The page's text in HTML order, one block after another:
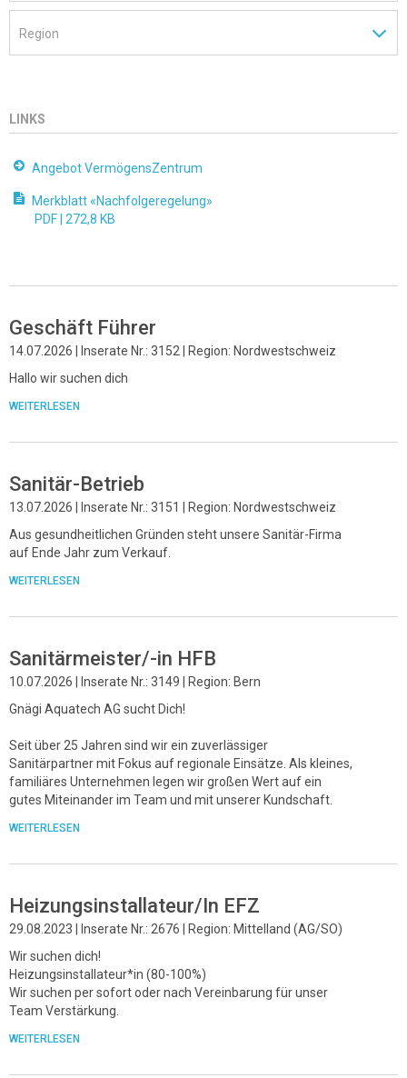
Geschäft Führer
14.07.2026 | Inserate Nr.: 3152 | Region: Nordwestschweiz
Hallo wir suchen dich
WEITERLESEN
Sanitär-Betrieb
13.07.2026 | Inserate Nr.: 3151 | Region: Nordwestschweiz
Aus gesundheitlichen Gründen steht unsere Sanitär-Firma
auf Ende Jahr zum Verkauf.
WEITERLESEN
Sanitärmeister/-in HFB
10.07.2026 | Inserate Nr.: 3149 | Region: Bern
Gnägi Aquatech AG sucht Dich!
Seit über 25 Jahren sind wir ein zuverlässiger
Sanitärpartner mit Fokus auf regionale Einsätze. Als kleines,
familiäres Unternehmen legen wir großen Wert auf ein
gutes Miteinander im Team und mit unserer Kundschaft.
WEITERLESEN
Heizungsinstallateur/In EFZ
29.08.2023 | Inserate Nr.: 2676 | Region: Mittelland (AG/SO)
Wir suchen dich!
Heizungsinstallateur*in (80-100%)
Wir suchen per sofort oder nach Vereinbarung für unser
Team Verstärkung.
WEITERLESEN
LINKS
Angebot VermögensZentrum
Merkblatt «Nachfolgeregelung»
PDF | 272,8 KB